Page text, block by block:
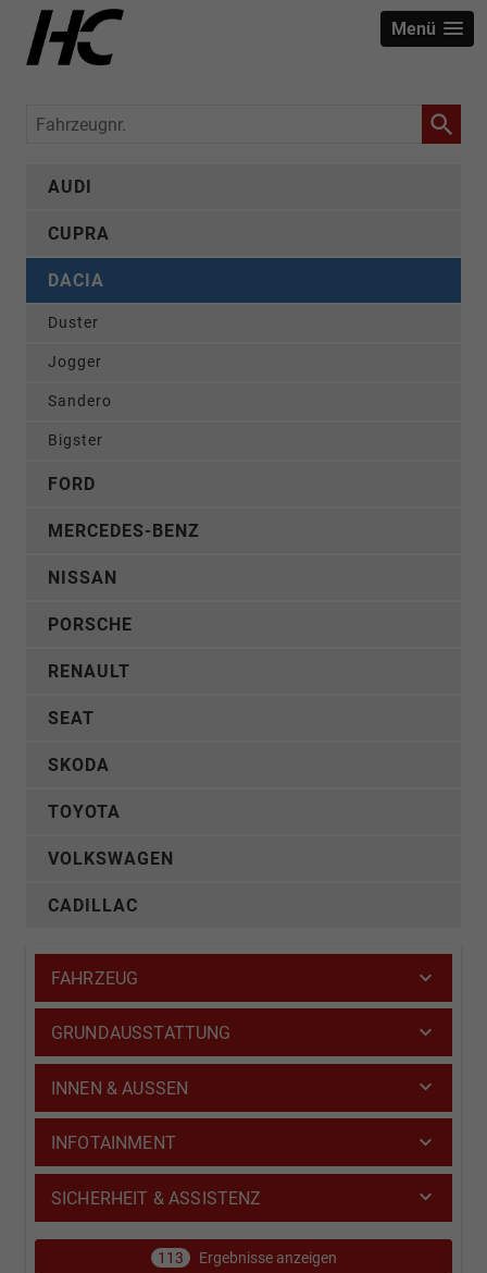
Menü
Fahrzeugnr.
AUDI
CUPRA
DACIA
Duster
Jogger
Sandero
Bigster
FORD
MERCEDES-BENZ
NISSAN
PORSCHE
RENAULT
SEAT
SKODA
TOYOTA
VOLKSWAGEN
CADILLAC
FAHRZEUG
GRUNDAUSSTATTUNG
INNEN & AUSSEN
INFOTAINMENT
SICHERHEIT & ASSISTENZ
113 Ergebnisse anzeigen